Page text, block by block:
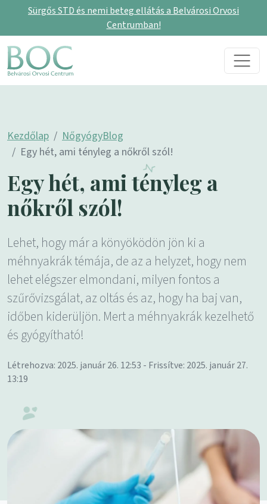
Sürgős STD és nemi beteg ellátás a Belvárosi Orvosi
Centrumban!
Skip to content
Main Navigation
Kezdőlap
NőgyógyBlog
Egy hét, ami tényleg a nőkről szól!
Egy hét, ami tényleg a
nőkről szól!
Lehet, hogy már a könyöködön jön ki a
méhnyakrák témája, de az a helyzet, hogy nem
lehet elégszer elmondani, milyen fontos a
szűrővizsgálat, az oltás és az, hogy ha baj van,
időben kiderüljön. Mert a méhnyakrák kezelhető
és gyógyítható!
Létrehozva: 2025. január 26. 12:53 - Frissítve: 2025. január 27.
13:19